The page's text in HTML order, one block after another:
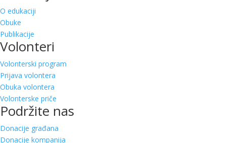
O edukaciji
Obuke
Publikacije
Volonteri
Volonterski program
Prijava volontera
Obuka volontera
Volonterske priče
Podržite nas
Donacije građana
Donacije kompanija